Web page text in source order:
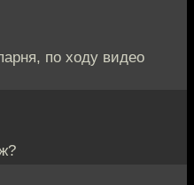
по ходу видео